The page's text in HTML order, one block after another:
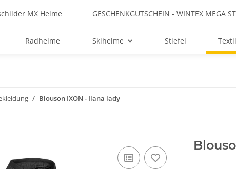
MX Helme GESCHENKGUTSCHEIN - WINTEX MEGA
Radhelme Skihelme Stiefel
Blouson IXON - Ilana lady